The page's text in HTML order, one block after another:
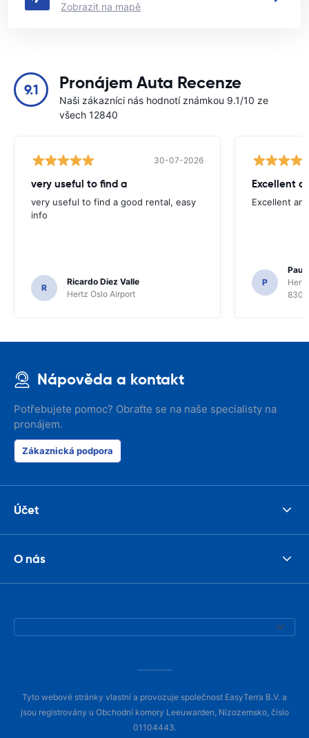
Zobrazit na mapě
9.1 Pronájem Auta Recenze
Naši zákazníci nás hodnotí známkou 9.1/10 ze
všech 12840
30-07-2026
very useful to find a
very useful to find a good rental, easy
info
R
Ricardo Diez Valle
Hertz Oslo Airport
Excellent
Excellent
P
Paul
8300
Nápověda a kontakt
Potřebujete pomoc? Obraťte se na naše specialisty na
pronájem.
Zákaznická podpora
Účet
O nás
Tyto webové stránky vlastní a provozuje společnost EasyTerra B.V. a
jsou registrovány u Obchodní komory Leeuwarden, Nizozemsko, číslo
01104443.